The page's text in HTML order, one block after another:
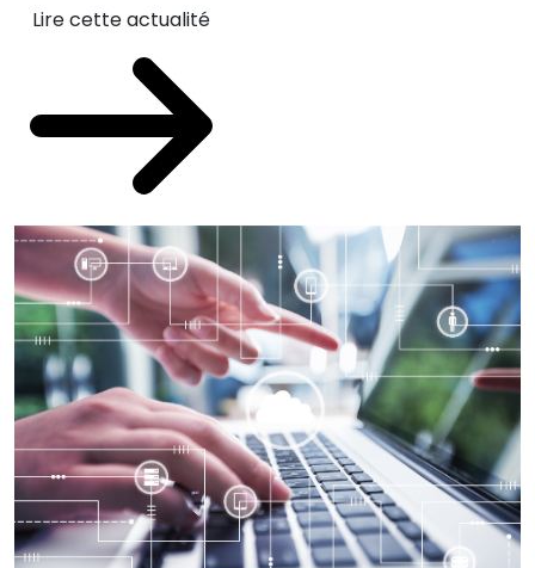
Lire cette actualité